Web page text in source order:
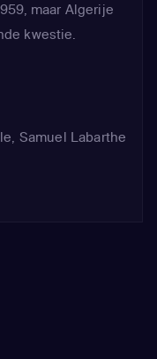
maar Algerije
kwestie.
, Samuel Labarthe